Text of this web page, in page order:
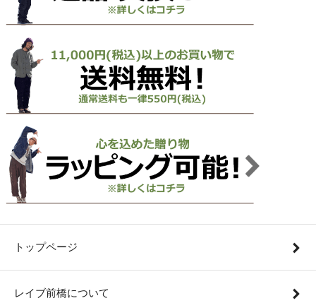
トップページ
レイブ前橋について